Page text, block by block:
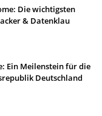
Die wichtigsten
& Datenklau
Ein Meilenstein für die
Deutschland